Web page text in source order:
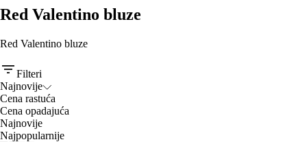
Red Valentino bluze
Red Valentino bluze
Filteri
Najnovije
Cena rastuća
Cena opadajuća
Najnovije
Najpopularnije